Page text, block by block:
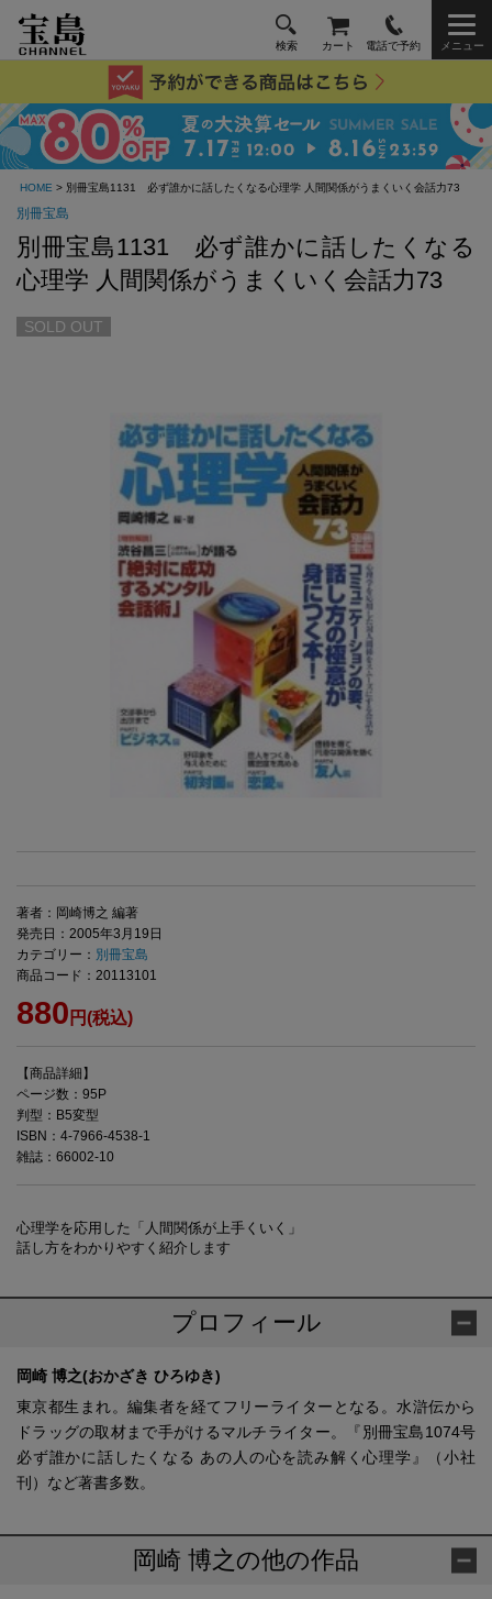
検索 カート 電話で予約 メニュー
HOME > 別冊宝島1131 必ず誰かに話したくなる心理学 人間関係がうまくいく会話力73
別冊宝島
別冊宝島1131 必ず誰かに話したくなる
心理学 人間関係がうまくいく会話力73
SOLD OUT
著者：岡崎博之 編著
発売日：2005年3月19日
カテゴリー： 別冊宝島
商品コード：20113101
880 円(税込)
【商品詳細】
ページ数：95P
判型：B5変型
ISBN：4-7966-4538-1
雑誌：66002-10
心理学を応用した「人間関係が上手くいく」
話し方をわかりやすく紹介します
プロフィール
岡崎 博之(おかざき ひろゆき)
東京都生まれ。編集者を経てフリーライターとなる。水滸伝から
ドラッグの取材まで手がけるマルチライター。『別冊宝島1074号
必ず誰かに話したくなる あの人の心を読み解く心理学』（小社
刊）など著書多数。
岡崎 博之の他の作品